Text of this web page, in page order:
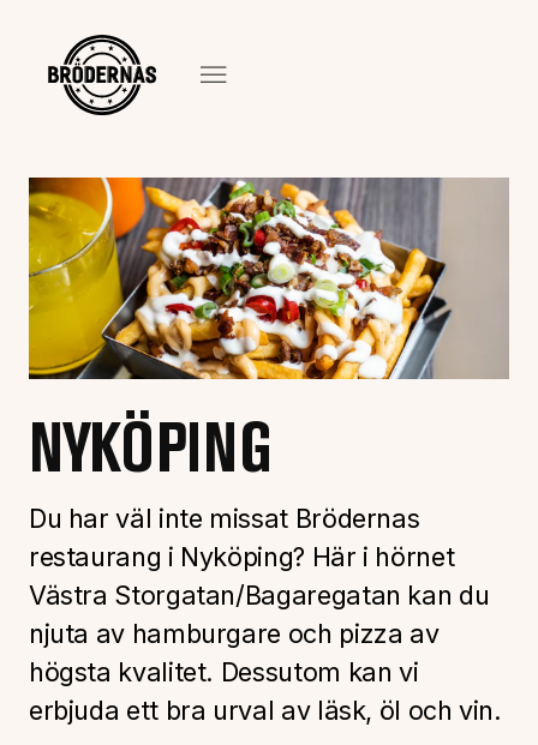
NYKÖPING
Du har väl inte missat Brödernas
restaurang i Nyköping? Här i hörnet
Västra Storgatan/Bagaregatan kan du
njuta av hamburgare och pizza av
högsta kvalitet. Dessutom kan vi
erbjuda ett bra urval av läsk, öl och vin.